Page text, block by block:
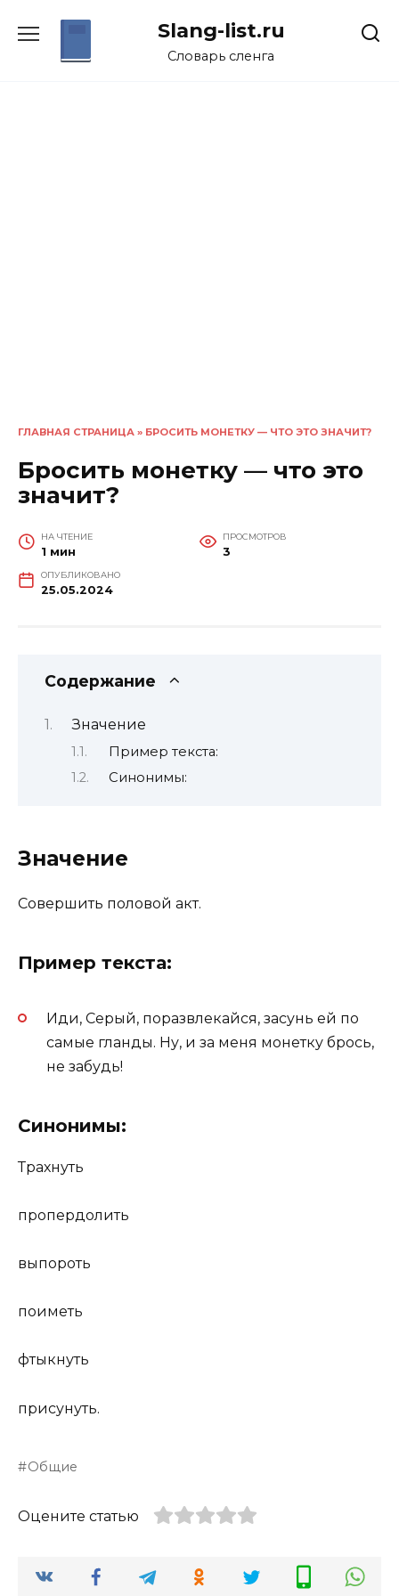
Slang-list.ru
Словарь сленга
ГЛАВНАЯ СТРАНИЦА » БРОСИТЬ МОНЕТКУ — ЧТО ЭТО ЗНАЧИТ?
Бросить монетку — что это
значит?
НА ЧТЕНИЕ
1 мин
ПРОСМОТРОВ
3
ОПУБЛИКОВАНО
25.05.2024
Содержание
Значение
Пример текста:
Синонимы:
Значение
Совершить половой акт.
Пример текста:
Иди, Серый, поразвлекайся, засунь ей по
самые гланды. Ну, и за меня монетку брось,
не забудь!
Синонимы:
Трахнуть
пропердолить
выпороть
поиметь
фтыкнуть
присунуть.
Общие
Оцените статью